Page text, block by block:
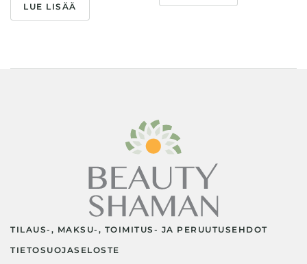
LUE LISÄÄ
TILAUS-, MAKSU-, TOIMITUS- JA PERUUTUSEHDOT
TIETOSUOJASELOSTE